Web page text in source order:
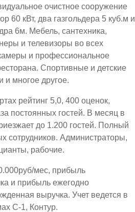
очистное сооружение
60 кВт, два газгольдера 5 куб.м и
6м. Мебель, сантехника,
и телевизоры во всех
и профессиональное
Спортивные и детские
и многое другое.
рейтинг 5,0, 400 оценок,
постоянных гостей. В месяц в
до 1.200 гостей. Полный
сотрудников. Администраторы,
рабочие.
мес, прибыль
и прибыль ежегодно
выручка. Учет ведется в
С-1, Контур.